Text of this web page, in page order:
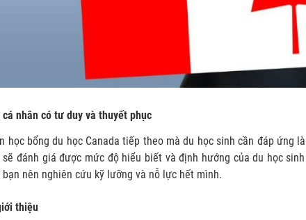
cá nhân có tư duy và thuyết phục
học bổng du học Canada tiếp theo mà du học sinh cần đáp ứng
sẽ đánh giá được mức độ hiểu biết và định hướng của du học
nên nghiên cứu kỹ lưỡng và nỗ lực hết mình.
thiệu